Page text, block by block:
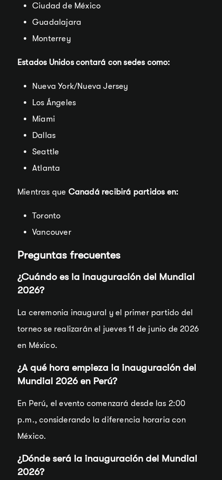
Ciudad de México
Guadalajara
Monterrey
Estados Unidos contará con sedes como:
Nueva York/Nueva Jersey
Los Ángeles
Miami
Dallas
Seattle
Atlanta
Mientras que Canadá recibirá partidos en:
Toronto
Vancouver
Preguntas frecuentes
¿Cuándo es la inauguración del Mundial
2026?
La ceremonia inaugural y el primer partido del
torneo se realizarán el jueves 11 de junio de 2026
en México.
¿A qué hora empieza la inauguración del
Mundial 2026 en Perú?
En Perú, el evento comenzará desde las 2:00
p.m., considerando la diferencia horaria con
México.
¿Dónde será la inauguración del Mundial
2026?